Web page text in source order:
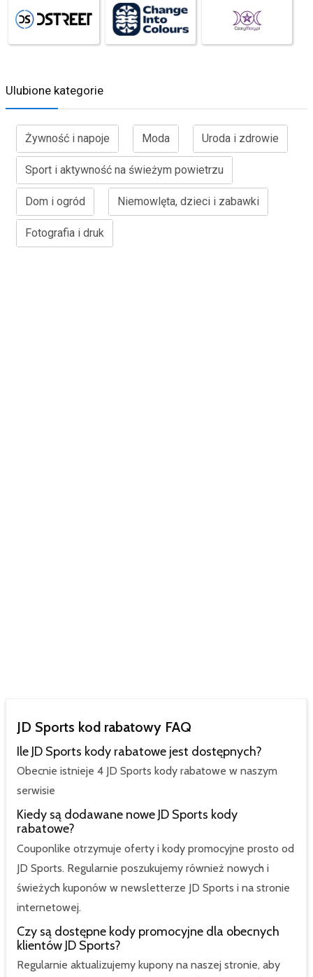
Ulubione kategorie
Żywność i napoje Moda Uroda i zdrowie
Sport i aktywność na świeżym powietrzu
Dom i ogród Niemowlęta, dzieci i zabawki
Fotografia i druk
JD Sports kod rabatowy FAQ
Ile JD Sports kody rabatowe jest dostępnych?
Obecnie istnieje 4 JD Sports kody rabatowe w naszym
serwisie
Kiedy są dodawane nowe JD Sports kody
rabatowe?
Couponlike otrzymuje oferty i kody promocyjne prosto od
JD Sports. Regularnie poszukujemy również nowych i
świeżych kuponów w newsletterze JD Sports i na stronie
internetowej.
Czy są dostępne kody promocyjne dla obecnych
klientów JD Sports?
Regularnie aktualizujemy kupony na naszej stronie, aby